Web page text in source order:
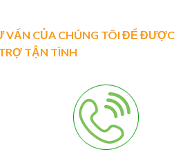
VẤN CỦA CHÚNG TÔI ĐỂ ĐƯỢC
TẬN TÌNH